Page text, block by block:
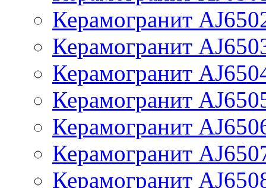
Керамогранит
Керамогранит
Керамогранит
Керамогранит
Керамогранит
Керамогранит
Керамогранит